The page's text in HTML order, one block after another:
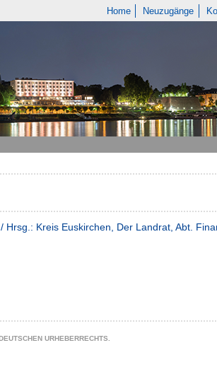
Home Neuzugänge
Hrsg.: Kreis Euskirchen, Der Landrat, Abt.
URHEBERRECHTS.